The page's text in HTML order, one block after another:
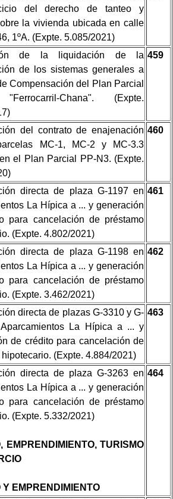
del derecho de tanteo y
la vivienda ubicada en calle
1ºA. (Expte. 5.085/2021)
de la liquidación de la
de los sistemas generales a
Compensación del Plan Parcial
Chana". (Expte.
459
del contrato de enajenación
MC-1, MC-2 y MC-3.3
el Plan Parcial PP-N3. (Expte.
460
directa de plaza G-1197 en
La Hípica a ... y generación
para cancelación de préstamo
(Expte. 4.802/2021)
461
directa de plaza G-1198 en
La Hípica a ... y generación
para cancelación de préstamo
(Expte. 3.462/2021)
462
directa de plazas G-3310 y G-
La Hípica a ... y
de crédito para cancelación de
hipotecario. (Expte. 4.884/2021)
463
directa de plaza G-3263 en
La Hípica a ... y generación
para cancelación de préstamo
(Expte. 5.332/2021)
EMPRENDIMIENTO, TURISMO
Y EMPRENDIMIENTO
464